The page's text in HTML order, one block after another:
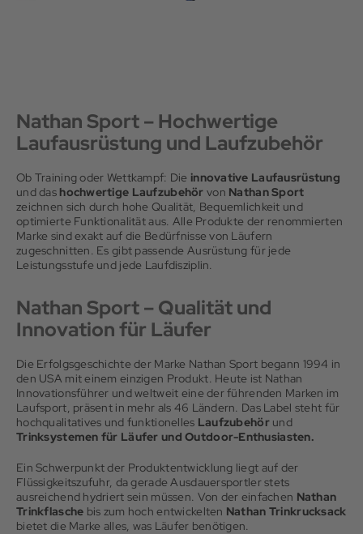
Nathan Sport – Hochwertige
Laufausrüstung und Laufzubehör
Ob Training oder Wettkampf: Die innovative Laufausrüstung
und das hochwertige Laufzubehör von Nathan Sport
zeichnen sich durch hohe Qualität, Bequemlichkeit und
optimierte Funktionalität aus. Alle Produkte der renommierten
Marke sind exakt auf die Bedürfnisse von Läufern
zugeschnitten. Es gibt passende Ausrüstung für jede
Leistungsstufe und jede Laufdisziplin.
Nathan Sport – Qualität und
Innovation für Läufer
Die Erfolgsgeschichte der Marke Nathan Sport begann 1994 in
den USA mit einem einzigen Produkt. Heute ist Nathan
Innovationsführer und weltweit eine der führenden Marken im
Laufsport, präsent in mehr als 46 Ländern. Das Label steht für
hochqualitatives und funktionelles Laufzubehörund
Trinksystemen für Läufer und Outdoor-Enthusiasten.
Ein Schwerpunkt der Produktentwicklung liegt auf der
Flüssigkeitszufuhr, da gerade Ausdauersportler stets
ausreichend hydriert sein müssen. Von der einfachen Nathan
Trinkflasche bis zum hoch entwickelten Nathan Trinkrucksack
bietet die Marke alles, was Läufer benötigen.